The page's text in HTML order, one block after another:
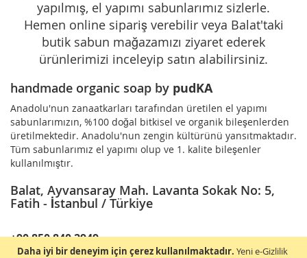
Daha iyi bir deneyim için çerez kullanılmaktadır. Yeni e-Gizlilik
yapılmış, el yapımı sabunlarımız sizlerle.
Hemen online sipariş verebilir veya Balat'taki
butik sabun mağazamızı ziyaret ederek
ürünlerimizi inceleyip satın alabilirsiniz.
handmade organic soap by pudKA
Anadolu'nun zanaatkarları tarafından üretilen el yapımı
sabunlarımızın, %100 doğal bitkisel ve organik bileşenlerden
üretilmektedir. Anadolu'nun zengin kültürünü yansıtmaktadır.
Tüm sabunlarımız el yapımı olup ve 1. kalite bileşenler
kullanılmıştır.
Balat, Ayvansaray Mah. Lavanta Sokak No: 5,
Fatih - İstanbul / Türkiye
+90 850 840 2949
pudka@oryox.com